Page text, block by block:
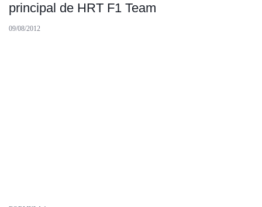
principal de HRT F1 Team
09/08/2012